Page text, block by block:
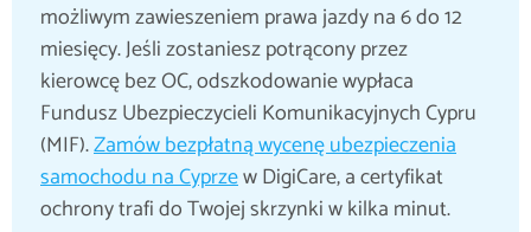
możliwym zawieszeniem prawa jazdy na 6 do 12
miesięcy. Jeśli zostaniesz potrącony przez
kierowcę bez OC, odszkodowanie wypłaca
Fundusz Ubezpieczycieli Komunikacyjnych Cypru
(MIF).Zamów bezpłatną wycenę ubezpieczenia
samochodu na Cyprzew DigiCare, a certyfikat
ochrony trafi do Twojej skrzynki w kilka minut.